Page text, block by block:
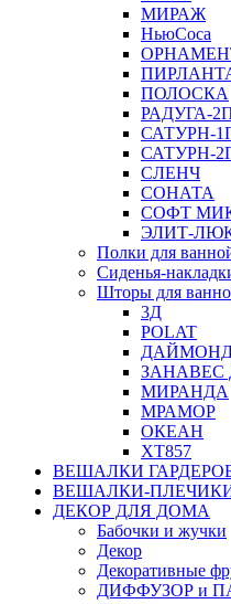
МИРАЖ
НьюСоса
ПОЛОСКА
РАДУГА-
САТУРН-
САТУРН-
СЛЕНЧ
СОНАТА
СОФТ
ЭЛИТ-
Полки для
Сиденья-
Шторы для
3Д
POLAT
ЗАНАВЕС
МИРАНДА
МРАМОР
ОКЕАН
ХТ857
ВЕШАЛКИ
ВЕШАЛКИ-
ДЕКОР ДЛЯ ДОМА
Бабочки и жучки
Декор
Декоративные
ДИФФУЗОР и